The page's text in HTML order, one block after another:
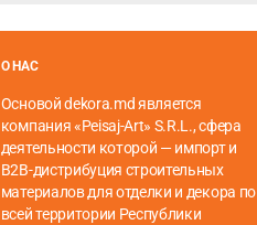
О НАС
Основой dekora.md является
компания «Peisaj-Art» S.R.L., сфера
деятельности которой — импорт и
B2B-дистрибуция строительных
материалов для отделки и декора по
всей территории Республики